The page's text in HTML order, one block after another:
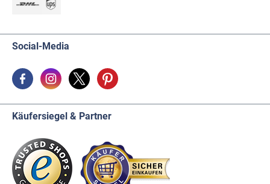
Social-Media
Käufersiegel & Partner